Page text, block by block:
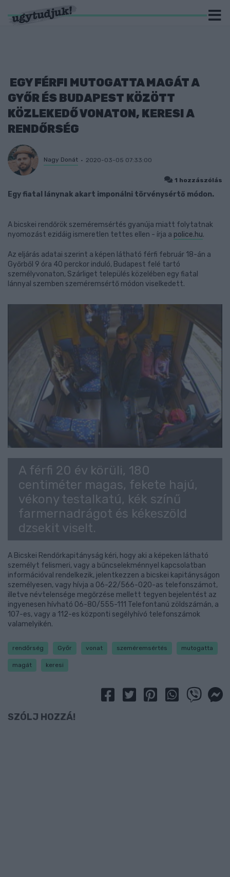
EGY FÉRFI MUTOGATTA MAGÁT A
GYŐR ÉS BUDAPEST KÖZÖTT
KÖZLEKEDŐ VONATON, KERESI A
RENDŐRSÉG
Nagy Donát 2020-03-05 07:33:00
1 hozzászólás
Egy fiatal lánynak akart imponálni törvénysértő módon.
A bicskei rendőrök szeméremsértés gyanúja miatt folytatnak
nyomozást ezidáig ismeretlen tettes ellen - írja a police.hu.
Az eljárás adatai szerint a képen látható férfi február 18-án a
Győrből 9 óra 40 perckor induló, Budapest felé tartó
személyvonaton, Szárliget település közelében egy fiatal
lánnyal szemben szeméremsértő módon viselkedett.
A férfi 20 év körüli, 180
centiméter magas, fekete hajú,
vékony testalkatú, kék színű
farmernadrágot és kékeszöld
dzsekit viselt.
A Bicskei Rendőrkapitányság kéri, hogy aki a képeken látható
személyt felismeri, vagy a bűncselekménnyel kapcsolatban
információval rendelkezik, jelentkezzen a bicskei kapitányságon
személyesen, vagy hívja a 06-22/566-020-as telefonszámot,
illetve névtelensége megőrzése mellett tegyen bejelentést az
ingyenesen hívható 06-80/555-111 Telefontanú zöldszámán, a
107-es, vagy a 112-es központi segélyhívó telefonszámok
valamelyikén.
rendőrség Győr vonat szeméremsértés mutogatta
magát keresi
SZÓLJ HOZZÁ!